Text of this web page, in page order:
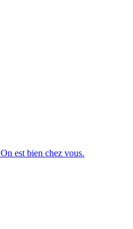
On est bien chez vous.